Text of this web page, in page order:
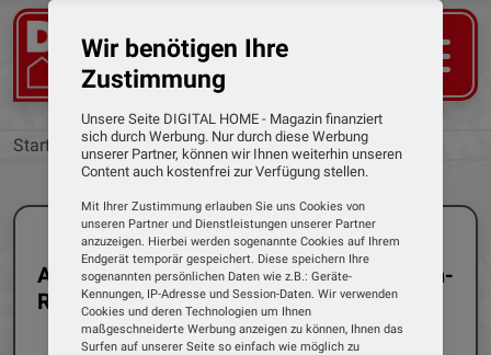
Startseite Kategorien
Alle Tests der Kategorie: Bluetooth-
Radiowecker
Wir benötigen Ihre
Zustimmung
Unsere Seite DIGITAL HOME - Magazin finanziert
sich durch Werbung. Nur durch diese Werbung
unserer Partner, können wir Ihnen weiterhin unseren
Content auch kostenfrei zur Verfügung stellen.
Mit Ihrer Zustimmung erlauben Sie uns Cookies von
unseren Partner und Dienstleistungen unserer Partner
anzuzeigen. Hierbei werden sogenannte Cookies auf Ihrem
Endgerät temporär gespeichert. Diese speichern Ihre
sogenannten persönlichen Daten wie z.B.: Geräte-
Kennungen, IP-Adresse und Session-Daten. Wir verwenden
Cookies und deren Technologien um Ihnen
maßgeschneiderte Werbung anzeigen zu können, Ihnen das
Surfen auf unserer Seite so einfach wie möglich zu